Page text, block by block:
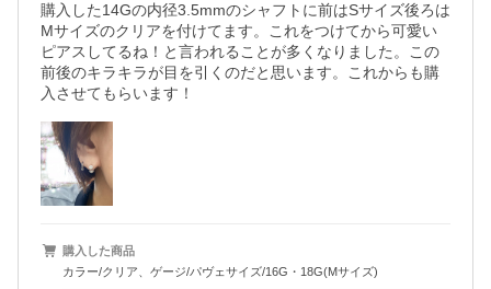
購入した14Gの内径3.5mmのシャフトに前はSサイズ後ろは
Mサイズのクリアを付けてます。これをつけてから可愛い
ピアスしてるね！と言われることが多くなりました。この
前後のキラキラが目を引くのだと思います。これからも購
入させてもらいます！
購入した商品
カラー/クリア、ゲージ/パヴェサイズ/16G・18G(Mサイズ)